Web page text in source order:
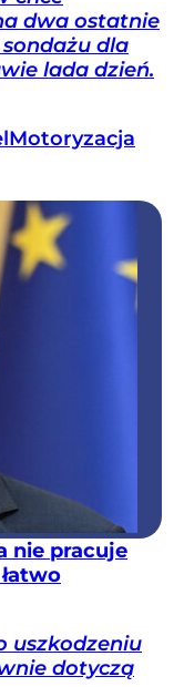
dwa ostatnie
dla
lada dzień.
Motoryzacja
nie pracuje
uszkodzeniu
dotyczą